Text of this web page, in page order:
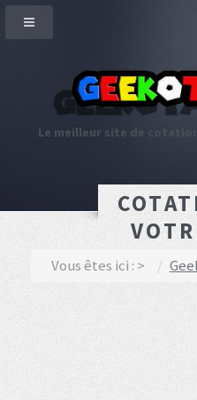
Le meilleur site de
Vous êtes ici :